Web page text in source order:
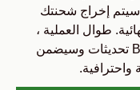
سيتم إخراج شحنتك
طوال العملية ،
سيوفر لك فريقنا في BBC Shipping تحديثات وسيضمن
واحترافية.